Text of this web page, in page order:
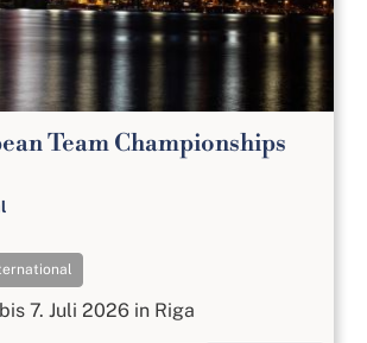
Team Championships
7. Juli 2026 in Riga